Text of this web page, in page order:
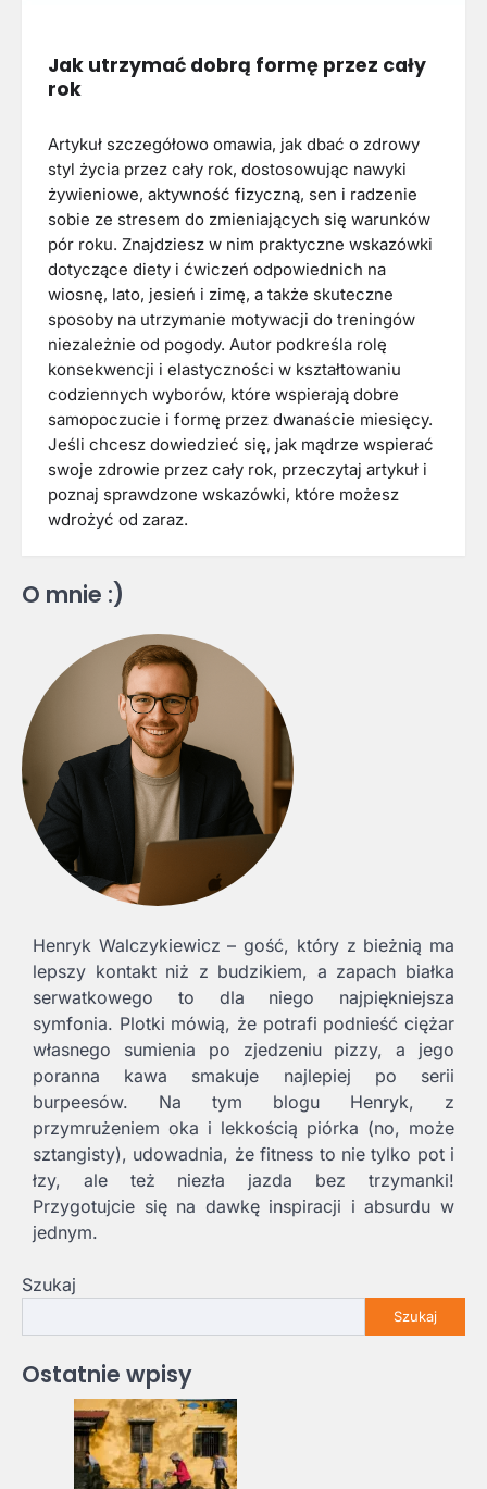
Jak utrzymać dobrą formę przez cały
rok
Artykuł szczegółowo omawia, jak dbać o zdrowy
styl życia przez cały rok, dostosowując nawyki
żywieniowe, aktywność fizyczną, sen i radzenie
sobie ze stresem do zmieniających się warunków
pór roku. Znajdziesz w nim praktyczne wskazówki
dotyczące diety i ćwiczeń odpowiednich na
wiosnę, lato, jesień i zimę, a także skuteczne
sposoby na utrzymanie motywacji do treningów
niezależnie od pogody. Autor podkreśla rolę
konsekwencji i elastyczności w kształtowaniu
codziennych wyborów, które wspierają dobre
samopoczucie i formę przez dwanaście miesięcy.
Jeśli chcesz dowiedzieć się, jak mądrze wspierać
swoje zdrowie przez cały rok, przeczytaj artykuł i
poznaj sprawdzone wskazówki, które możesz
wdrożyć od zaraz.
O mnie :)
Henryk Walczykiewicz – gość, który z bieżnią ma
lepszy kontakt niż z budzikiem, a zapach białka
serwatkowego to dla niego najpiękniejsza
symfonia. Plotki mówią, że potrafi podnieść ciężar
własnego sumienia po zjedzeniu pizzy, a jego
poranna kawa smakuje najlepiej po serii
burpeesów. Na tym blogu Henryk, z
przymrużeniem oka i lekkością piórka (no, może
sztangisty), udowadnia, że fitness to nie tylko pot i
łzy, ale też niezła jazda bez trzymanki!
Przygotujcie się na dawkę inspiracji i absurdu w
jednym.
Szukaj
Szukaj
Ostatnie wpisy